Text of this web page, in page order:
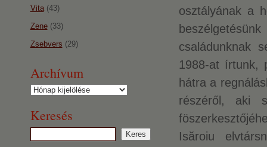
osztályának a
családunknak
1988-at írtunk,
hátra a
részéről, aki
Isăroiu
Vita(43)
Zene(33)
Zsebvers (29)
Archívum
Archívum
Keresés